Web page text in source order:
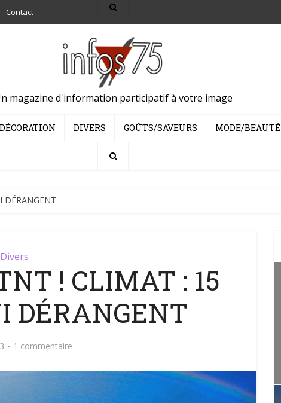
Contact
magazine d'information participatif à votre image
DÉCORATION DIVERS GOÛTS/SAVEURS MODE/BEAUTÉ
DÉRANGENT
Divers
! CLIMAT : 15
DÉRANGENT
1 commentaire